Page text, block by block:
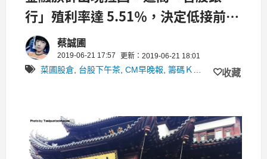
行」殖利率達 5.51％，決定低接前你
得留意…
蔡誠圃
2019-06-21 17:57 更新：2019-06-21 18:01
菜圃股倉 台股下午茶 CM早晚報 籌碼Ｋ線研究小組 收藏